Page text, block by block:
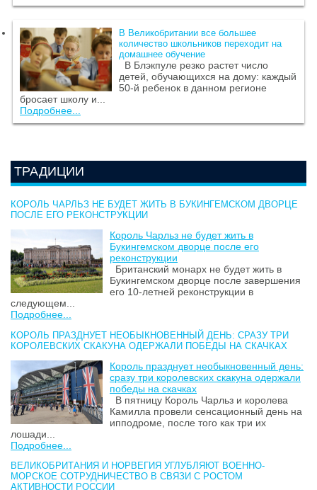
В Великобритании все большее
количество школьников переходит на
домашнее обучение
В Блэкпуле резко растет число
детей, обучающихся на дому: каждый
50-й ребенок в данном регионе
бросает школу и...
Подробнее...
ТРАДИЦИИ
КОРОЛЬ ЧАРЛЬЗ НЕ БУДЕТ ЖИТЬ В БУКИНГЕМСКОМ ДВОРЦЕ
ПОСЛЕ ЕГО РЕКОНСТРУКЦИИ
Король Чарльз не будет жить в
Букингемском дворце после его
реконструкции
Британский монарх не будет жить в
Букингемском дворце после завершения
его 10-летней реконструкции в
следующем...
Подробнее...
КОРОЛЬ ПРАЗДНУЕТ НЕОБЫКНОВЕННЫЙ ДЕНЬ: СРАЗУ ТРИ
КОРОЛЕВСКИХ СКАКУНА ОДЕРЖАЛИ ПОБЕДЫ НА СКАЧКАХ
Король празднует необыкновенный день:
сразу три королевских скакуна одержали
победы на скачках
В пятницу Король Чарльз и королева
Камилла провели сенсационный день на
ипподроме, после того как три их
лошади...
Подробнее...
ВЕЛИКОБРИТАНИЯ И НОРВЕГИЯ УГЛУБЛЯЮТ ВОЕННО-
МОРСКОЕ СОТРУДНИЧЕСТВО В СВЯЗИ С РОСТОМ
АКТИВНОСТИ РОССИИ